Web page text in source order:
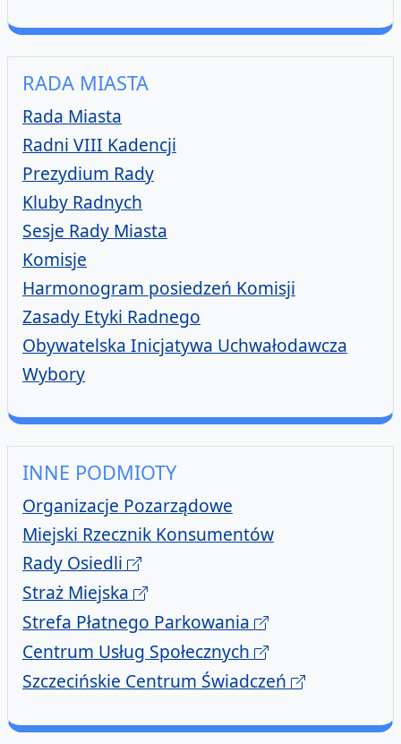
RADA MIASTA
Rada Miasta
Radni VIII Kadencji
Prezydium Rady
Kluby Radnych
Sesje Rady Miasta
Komisje
Harmonogram posiedzeń Komisji
Zasady Etyki Radnego
Obywatelska Inicjatywa Uchwałodawcza
Wybory
INNE PODMIOTY
Organizacje Pozarządowe
Miejski Rzecznik Konsumentów
Rady Osiedli
Straż Miejska
Strefa Płatnego Parkowania
Centrum Usług Społecznych
Szczecińskie Centrum Świadczeń